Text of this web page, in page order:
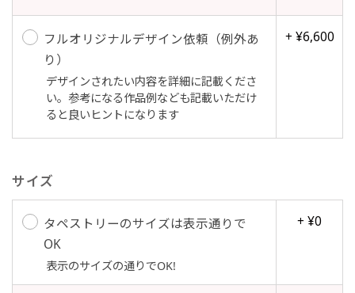
フルオリジナルデザイン依頼（例外あ
り）
デザインされたい内容を詳細に記載くださ
い。参考になる作品例なども記載いただけ
ると良いヒントになります
+ ¥6,600
サイズ
タペストリーのサイズは表示通りで
OK
表示のサイズの通りでOK!
+ ¥0
Aバナー(60x180)
Aバナーは三角の形状を利用することでA面B面2
種のデザインを楽しむことができます。前からも
A面B面のデザイン変化を楽しんでお客様にアピ
るもよしです！
自由入力(180x60以内)
お好みのサイズで縦幕・横幕の作成が可能です。
長辺が180cm以内、短辺が60cm以内であれば自
幕の製作をお楽しみください